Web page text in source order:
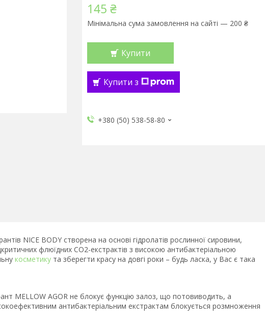
145 ₴
Мінімальна сума замовлення на сайті — 200 ₴
Купити
Купити з
+380 (50) 538-58-80
NICE BODY створена на основі гідролатів рослинної сировини,
флюїдних CO2-екстрактів з високою антибактеріальною
косметику та зберегти красу на довгі роки – будь ласка, у Вас є така
MELLOW AGOR не блокує функцію залоз, що потовиводить, а
антибактеріальним екстрактам блокується розмноження